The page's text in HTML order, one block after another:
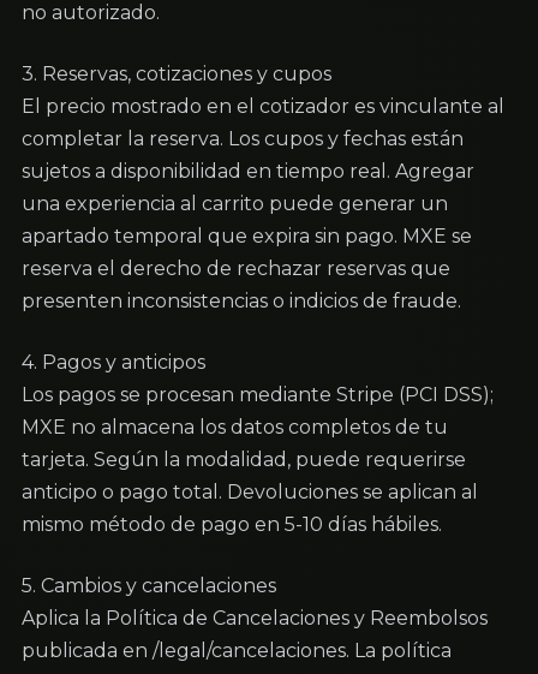
no autorizado.
3. Reservas, cotizaciones y cupos
El precio mostrado en el cotizador es vinculante al
completar la reserva. Los cupos y fechas están
sujetos a disponibilidad en tiempo real. Agregar
una experiencia al carrito puede generar un
apartado temporal que expira sin pago. MXE se
reserva el derecho de rechazar reservas que
presenten inconsistencias o indicios de fraude.
4. Pagos y anticipos
Los pagos se procesan mediante Stripe (PCI DSS);
MXE no almacena los datos completos de tu
tarjeta. Según la modalidad, puede requerirse
anticipo o pago total. Devoluciones se aplican al
mismo método de pago en 5-10 días hábiles.
5. Cambios y cancelaciones
Aplica la Política de Cancelaciones y Reembolsos
publicada en /legal/cancelaciones. La política